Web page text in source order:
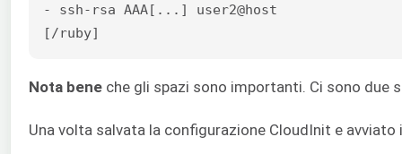
- ssh-rsa AAA[...] user2@host
[/ruby]
Nota bene che gli spazi sono importanti. Ci sono due
Una volta salvata la configurazione CloudInit e